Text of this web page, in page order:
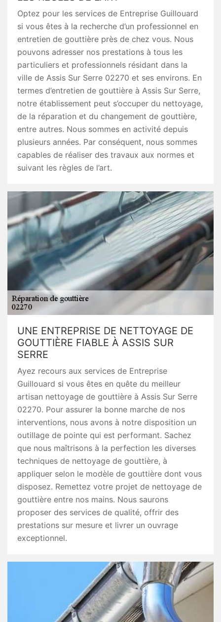
Optez pour les services de Entreprise Guillouard
si vous êtes à la recherche d’un professionnel en
entretien de gouttière près de chez vous. Nous
pouvons adresser nos prestations à tous les
particuliers et professionnels résidant dans la
ville de Assis Sur Serre 02270 et ses environs. En
termes d’entretien de gouttière à Assis Sur Serre,
notre établissement peut s’occuper du nettoyage,
de la réparation et du changement de gouttière,
entre autres. Nous sommes en activité depuis
plusieurs années. Par conséquent, nous sommes
capables de réaliser des travaux aux normes et
suivant les règles de l’art.
UNE ENTREPRISE DE NETTOYAGE DE
GOUTTIÈRE FIABLE À ASSIS SUR
SERRE
Ayez recours aux services de Entreprise
Guillouard si vous êtes en quête du meilleur
artisan nettoyage de gouttière à Assis Sur Serre
02270. Pour assurer la bonne marche de nos
interventions, nous avons à notre disposition un
outillage de pointe qui est performant. Sachez
que nous maîtrisons à la perfection les diverses
techniques de nettoyage de gouttière, à
appliquer selon le modèle de gouttière dont vous
disposez. Remettez votre projet de nettoyage de
gouttière entre nos mains. Nous saurons
proposer des services de qualité, offrir des
prestations sur mesure et livrer un ouvrage
exceptionnel.